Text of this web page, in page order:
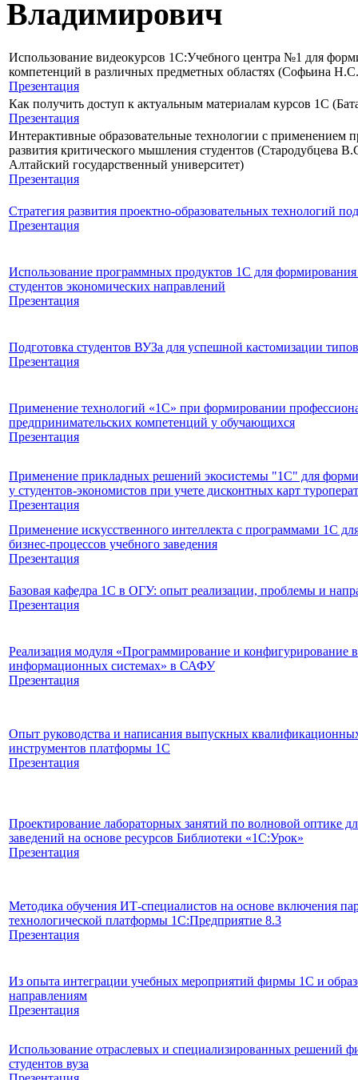
Владимирович
Использование видеокурсов 1С:Учебного центра №1 для
компетенций в различных предметных областях (Софьина
Презентация
Как получить доступ к актуальным материалам курсов 1С
Презентация
Интерактивные образовательные технологии с применением
развития критического мышления студентов (Стародубцева
Алтайский государственный университет)
Презентация
Стратегия развития проектно-образовательных технологий
Презентация
Использование программных продуктов 1С для
студентов экономических направлений
Презентация
Подготовка студентов ВУЗа для успешной кастомизации
Презентация
Применение технологий «1С» при формировании
предпринимательских компетенций у обучающихся
Презентация
Применение прикладных решений экосистемы "1С" для
у студентов-экономистов при учете дисконтных карт
Презентация
Применение искусственного интеллекта с программами 1С
бизнес-процессов учебного заведения
Презентация
Базовая кафедра 1С в ОГУ: опыт реализации, проблемы и
Презентация
Реализация модуля «Программирование и конфигурирование
информационных системах» в САФУ
Презентация
Опыт руководства и написания выпускных
инструментов платформы 1С
Презентация
Проектирование лабораторных занятий по волновой оптике
заведений на основе ресурсов Библиотеки «1С:Урок»
Презентация
Методика обучения ИТ-специалистов на основе включения
технологической платформы 1С:Предприятие 8.3
Презентация
Из опыта интеграции учебных мероприятий фирмы 1С и
направлениям
Презентация
Использование отраслевых и специализированных решений
студентов вуза